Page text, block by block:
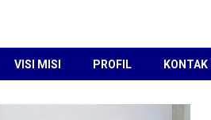
VISI MISI PROFIL KONTAK